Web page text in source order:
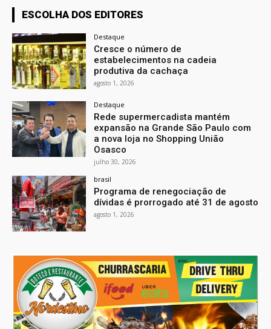
ESCOLHA DOS EDITORES
Destaque
Cresce o número de
estabelecimentos na cadeia
produtiva da cachaça
agosto 1, 2026
Destaque
Rede supermercadista mantém
expansão na Grande São Paulo com
a nova loja no Shopping União
Osasco
julho 30, 2026
brasil
Programa de renegociação de
dívidas é prorrogado até 31 de agosto
agosto 1, 2026